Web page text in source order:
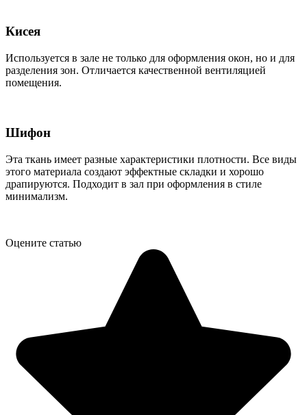
Кисея
Используется в зале не только для оформления окон, но и для
разделения зон. Отличается качественной вентиляцией
помещения.
Шифон
Эта ткань имеет разные характеристики плотности. Все виды
этого материала создают эффектные складки и хорошо
драпируются. Подходит в зал при оформления в стиле
минимализм.
Оцените статью